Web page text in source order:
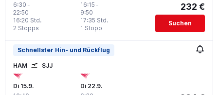
6:30 -
22:50
2 Stopps
16:20 Std.
16:15 -
9:50
1 Stopp
17:35 Std.
232 €
Suchen
Schnellster Hin- und Rückflug
HAM SJJ
Di 15.9.
Di 22.9.